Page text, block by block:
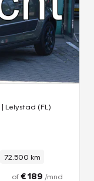
| Lelystad (FL)
72.500 km
of€ 189 /mnd